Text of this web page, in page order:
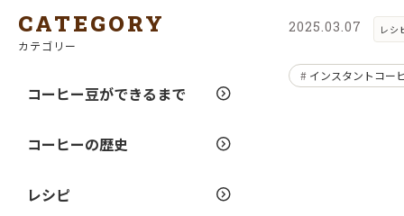
CATEGORY
カテゴリー
コーヒー豆ができるまで
コーヒーの歴史
レシピ
2025.03.07 レシ
インスタントコー